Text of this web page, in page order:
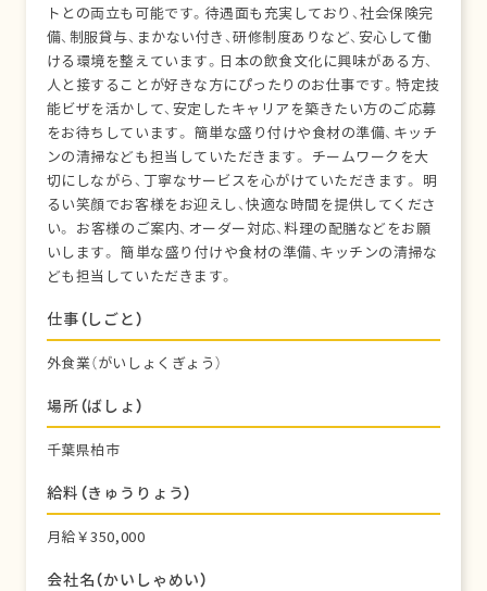
トとの両立も可能です。待遇面も充実しており、社会保険完
備、制服貸与、まかない付き、研修制度ありなど、安心して働
ける環境を整えています。日本の飲食文化に興味がある方、
人と接することが好きな方にぴったりのお仕事です。特定技
能ビザを活かして、安定したキャリアを築きたい方のご応募
をお待ちしています。 簡単な盛り付けや食材の準備、キッチ
ンの清掃なども担当していただきます。 チームワークを大
切にしながら、丁寧なサービスを心がけていただきます。 明
るい笑顔でお客様をお迎えし、快適な時間を提供してくださ
い。 お客様のご案内、オーダー対応、料理の配膳などをお願
いします。 簡単な盛り付けや食材の準備、キッチンの清掃な
ども担当していただきます。
仕事（しごと）
外食業（がいしょくぎょう）
場所（ばしょ）
千葉県柏市
給料（きゅうりょう）
月給￥350,000
会社名（かいしゃめい）